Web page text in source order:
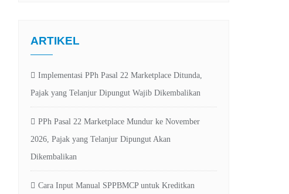
ARTIKEL
Implementasi PPh Pasal 22 Marketplace Ditunda,
Pajak yang Telanjur Dipungut Wajib Dikembalikan
PPh Pasal 22 Marketplace Mundur ke November
2026, Pajak yang Telanjur Dipungut Akan
Dikembalikan
Cara Input Manual SPPBMCP untuk Kreditkan